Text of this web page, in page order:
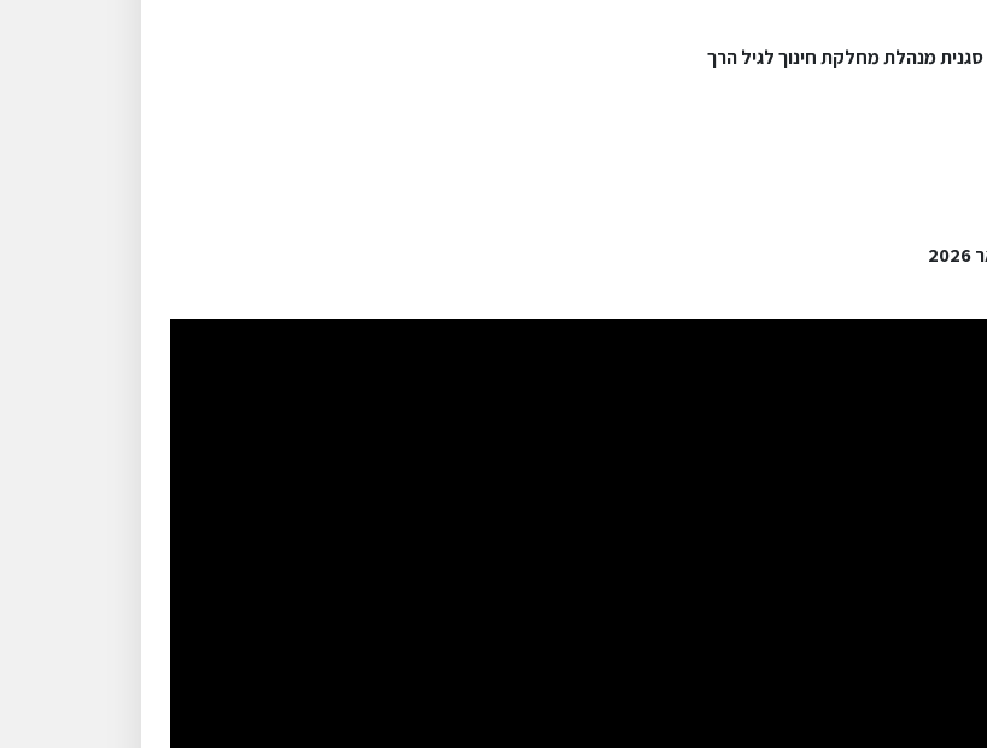
סגנית מנהלת מחלקת חינוך לגיל הרך